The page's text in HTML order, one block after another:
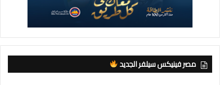
مصر فينيكس سيلفر الجديد